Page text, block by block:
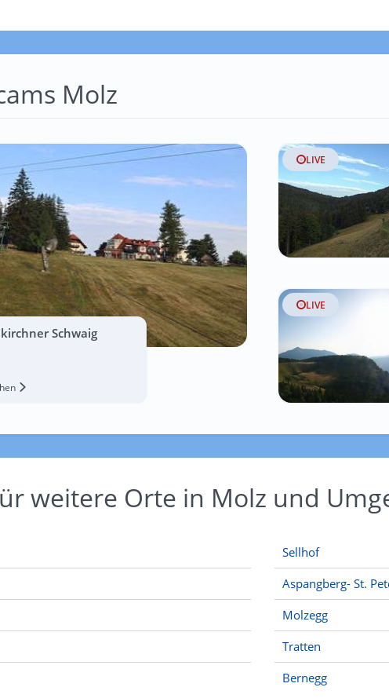
Molz
Schwaig
LIVE
LIVE
weitere Orte in Molz und
Sellhof
Aspangberg- St.
Molzegg
Tratten
Bernegg